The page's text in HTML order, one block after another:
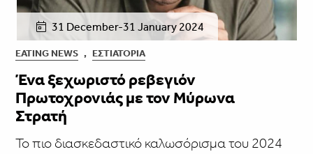
31 December-31 January 2024
EATING NEWS , ΕΣΤΙΑΤΌΡΙΑ
Ένα ξεχωριστό ρεβεγιόν
Πρωτοχρονιάς με τον Μύρωνα
Στρατή
Το πιο διασκεδαστικό καλωσόρισμα του 2024